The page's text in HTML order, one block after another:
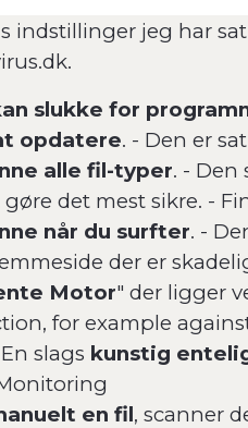
indstillinger jeg har
slukke for
opdatere. - Den er
alle fil-typer. - Den
gøre det mest sikre. -
når du surfter. -
der er
Motor" der ligger
for example
slags kunstig
en fil, scanner